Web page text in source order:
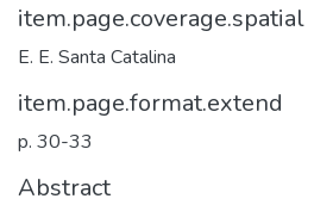
item.page.coverage.spatial
E. E. Santa Catalina
item.page.format.extend
p. 30-33
Abstract